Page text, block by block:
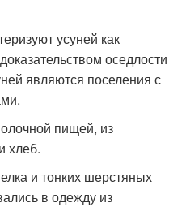
усуней как
оседлости
являются поселения с
пищей, из
хлеб.
и тонких шерстяных
в одежду из